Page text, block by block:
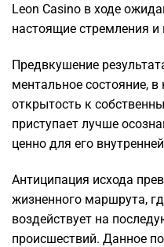
Leon Casino в ходе
настоящие стремления
Предвкушение
ментальное состояние,
открытость к
приступает лучше
ценно для его
Антиципация исхода
жизненного маршрута,
воздействует на
происшествий. Данное